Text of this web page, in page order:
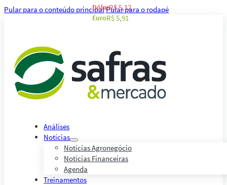
Pular para o conteúdo principalPular para o rodapé
Análises
Notícias
Notícias Agronegócio
Notícias Financeiras
Agenda
Treinamentos
DólarR$ 5,12
EuroR$ 5,91